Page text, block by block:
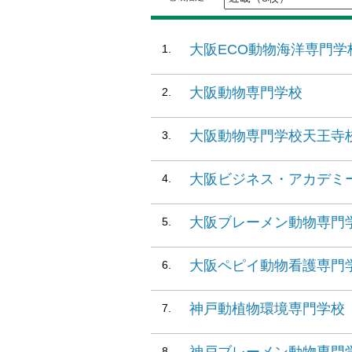
大阪ECO動物海洋専門学
大阪動物専門学校
大阪動物専門学校天王寺
大阪ビジネス・アカデミ
大阪ブレーメン動物専門
大阪ペピイ動物看護専門
神戸動植物環境専門学校